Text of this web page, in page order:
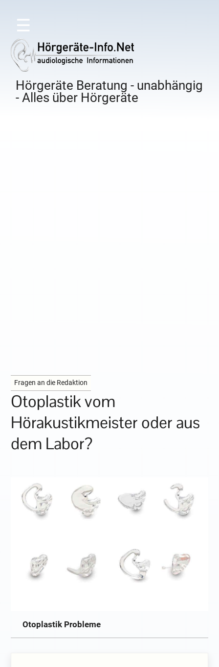
☰
Hörgeräte Beratung - unabhängig
- Alles über Hörgeräte
Fragen an die Redaktion
Otoplastik vom
Hörakustikmeister oder aus
dem Labor?
Otoplastik Probleme